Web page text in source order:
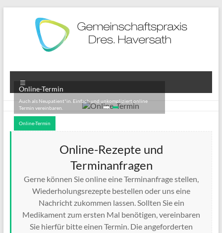
Gemeinschaftspraxis
Dres.
Doris
und
Haversath
Online-Termin
Auch als Neupatient*in. Einfach und unkompliziert online
Termin vereinbaren.
Online-Termin
Online-Rezepte und
Terminanfragen
Gerne können Sie online eine Terminanfrage stellen,
Wiederholungsrezepte bestellen oder uns eine
Nachricht zukommen lassen. Sollten Sie ein
Medikament zum ersten Mal benötigen, vereinbaren
Sie hierfür bitte einen Termin. Die angeforderten